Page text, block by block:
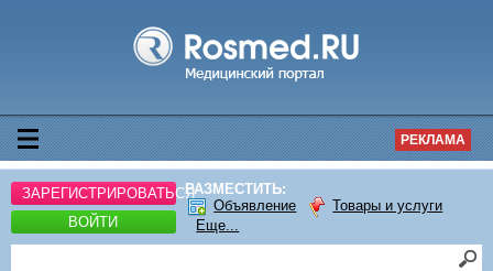
РЕКЛАМА
ЗАРЕГИСТРИРОВАТЬСЯ
ВОЙТИ
РАЗМЕСТИТЬ:
Объявление
Товары и услуги
Еще...